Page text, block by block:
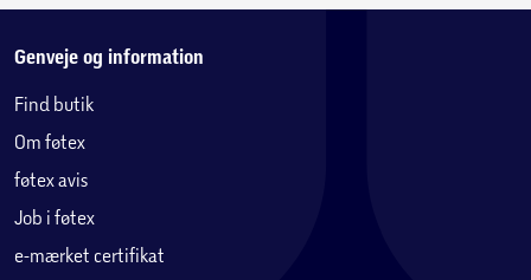
Genveje og information
Find butik
Om føtex
føtex avis
Job i føtex
e-mærket certifikat